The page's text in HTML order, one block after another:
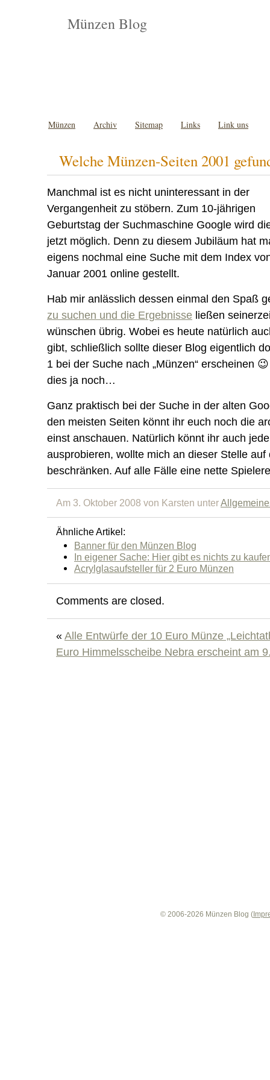
Münzen Blog
Münzen Archiv Sitemap Links Link uns
Welche Münzen-Seiten 2001
Manchmal ist es nicht uninteressant in der
Vergangenheit zu stöbern. Zum 10-jährigen
Geburtstag der Suchmaschine Google wird
jetzt möglich. Denn zu diesem Jubiläum hat
eigens nochmal eine Suche mit dem Index
Januar 2001 online gestellt.
Hab mir anlässlich dessen einmal den Spaß
zu suchen und die Ergebnisse ließen
wünschen übrig. Wobei es heute natürlich
gibt, schließlich sollte dieser Blog eigentlich
1 bei der Suche nach „Münzen“ erscheinen
dies ja noch…
Ganz praktisch bei der Suche in der alten
den meisten Seiten könnt ihr euch noch die
einst anschauen. Natürlich könnt ihr auch
ausprobieren, wollte mich an dieser Stelle auf
beschränken. Auf alle Fälle eine nette
Am 3. Oktober 2008 von Karsten unter
Ähnliche Artikel:
Banner für den Münzen Blog
In eigener Sache: Hier gibt es nichts zu
Acrylglasaufsteller für 2 Euro Münzen
Comments are closed.
« Alle Entwürfe der 10 Euro Münze
Euro Himmelsscheibe Nebra erscheint am
© 2006-2026 Münzen Blog (